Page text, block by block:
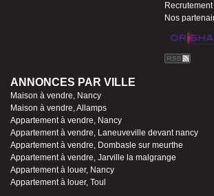
Recrutement
Nos
ANNONCES PAR VILLE
Maison à vendre, Nancy
Maison à vendre, Allamps
Appartement à vendre, Nancy
Appartement à vendre, Laneuveville devant nancy
Appartement à vendre, Dombasle sur meurthe
Appartement à vendre, Jarville la malgrange
Appartement à louer, Nancy
Appartement à louer, Toul